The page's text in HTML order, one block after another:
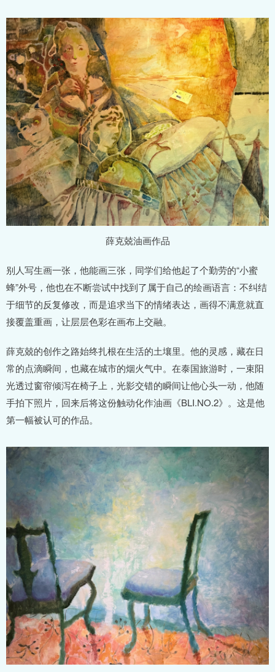
薛克兢油画作品
别人写生画一张，他能画三张，同学们给他起了个勤劳的“小蜜
蜂”外号，他也在不断尝试中找到了属于自己的绘画语言：不纠结
于细节的反复修改，而是追求当下的情绪表达，画得不满意就直
接覆盖重画，让层层色彩在画布上交融。
薛克兢的创作之路始终扎根在生活的土壤里。他的灵感，藏在日
常的点滴瞬间，也藏在城市的烟火气中。在泰国旅游时，一束阳
光透过窗帘倾泻在椅子上，光影交错的瞬间让他心头一动，他随
手拍下照片，回来后将这份触动化作油画《BLI.NO.2》。这是他
第一幅被认可的作品。